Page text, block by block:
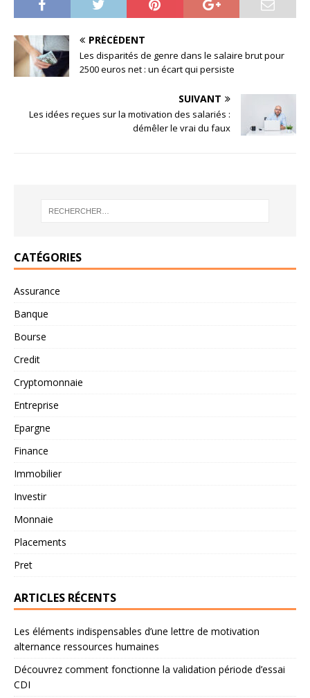
PRÉCÉDENT
Les disparités de genre dans le salaire brut pour
2500 euros net : un écart qui persiste
SUIVANT
Les idées reçues sur la motivation des salariés :
démêler le vrai du faux
CATÉGORIES
Assurance
Banque
Bourse
Credit
Cryptomonnaie
Entreprise
Epargne
Finance
Immobilier
Investir
Monnaie
Placements
Pret
ARTICLES RÉCENTS
Les éléments indispensables d’une lettre de motivation
alternance ressources humaines
Découvrez comment fonctionne la validation période d’essai
CDI